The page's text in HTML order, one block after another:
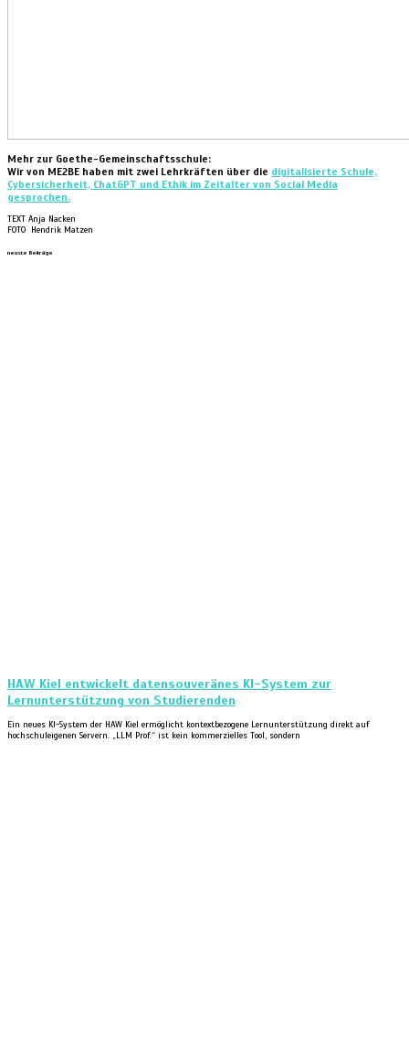
Mehr zur Goethe-Gemeinschaftsschule:
Wir von ME2BE haben mit zwei Lehrkräften über die digitalisierte Schule,
Cybersicherheit, ChatGPT und Ethik im Zeitalter von Social Media
gesprochen.
TEXT Anja Nacken
FOTO Hendrik Matzen
neuste Beiträge
HAW Kiel entwickelt datensouveränes KI-System zur
Lernunterstützung von Studierenden
Ein neues KI-System der HAW Kiel ermöglicht kontextbezogene Lernunterstützung direkt auf
hochschuleigenen Servern. „LLM Prof.“ ist kein kommerzielles Tool, sondern